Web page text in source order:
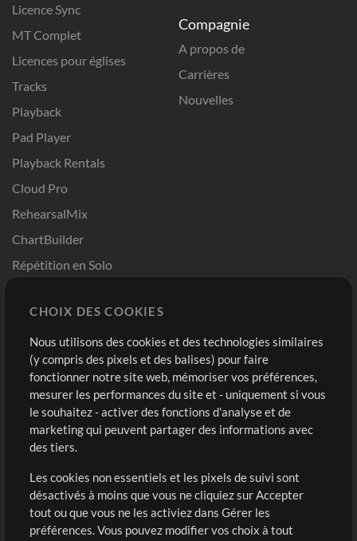
Licence Sync
MT Complet
Licences pour églises
Tracks
Playback
Pad Player
Playback Rentals
Cloud Pro
RehearsalMix
ChartBuilder
Répétition en Solo
Modèles ProPresenter
Sons
Compagnie
A propos de
Carrières
Nouvelles
Boutique
Acheter des crédits
Contenu gratuit
Demander les pistes
Extras
Sessions
Compte
Connexion
S'inscrire
CHOIX DES COOKIES
Nous utilisons des cookies et des technologies similaires
(y compris des pixels et des balises) pour faire
fonctionner notre site web, mémoriser vos préférences,
mesurer les performances du site et - uniquement si vous
le souhaitez - activer des fonctions d'analyse et de
marketing qui peuvent partager des informations avec
des tiers.
Les cookies non essentiels et les pixels de suivi sont
désactivés à moins que vous ne cliquiez sur Accepter
tout ou que vous ne les activiez dans Gérer les
préférences. Vous pouvez modifier vos choix à tout